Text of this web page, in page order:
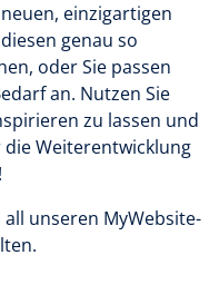
einzigartigen
genau so
oder Sie passen
an. Nutzen Sie
zu lassen und
Weiterentwicklung
unseren MyWebsite-